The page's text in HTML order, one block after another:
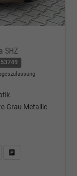
SHZ
53749
Grau Metallic
Angebot anfordern
PDF-Datei, Fahrzeugexposé